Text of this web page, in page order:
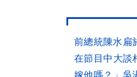
前總統陳水扁
在節目中大談